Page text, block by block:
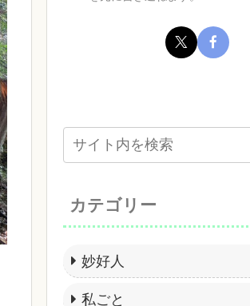
カテゴリー
妙好人
私ごと